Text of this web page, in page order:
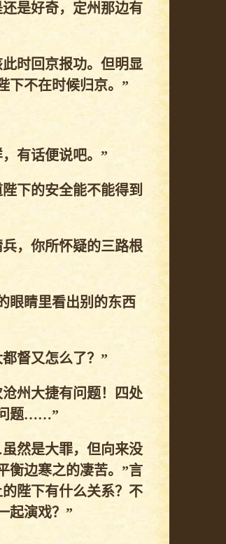
是好奇，定州那边有
时回京报功。但明显
下不在时候归京。”
有话便说吧。”
下的安全能不能得到
，你所怀疑的三路根
眼睛里看出别的东西
督又怎么了？”
州大捷有问题！四处
问题……”
然是大罪，但向来没
衡边寒之的凄苦。”言
陛下有什么关系？不
起演戏？”